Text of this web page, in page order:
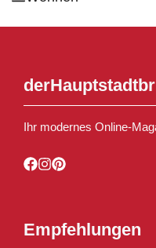
Ihr modernes Online-
Empfehlungen